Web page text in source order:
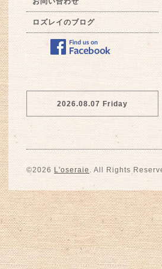
ロズレイのブログ
2026.08.07 Friday
©2026 L'oseraie . All Rights